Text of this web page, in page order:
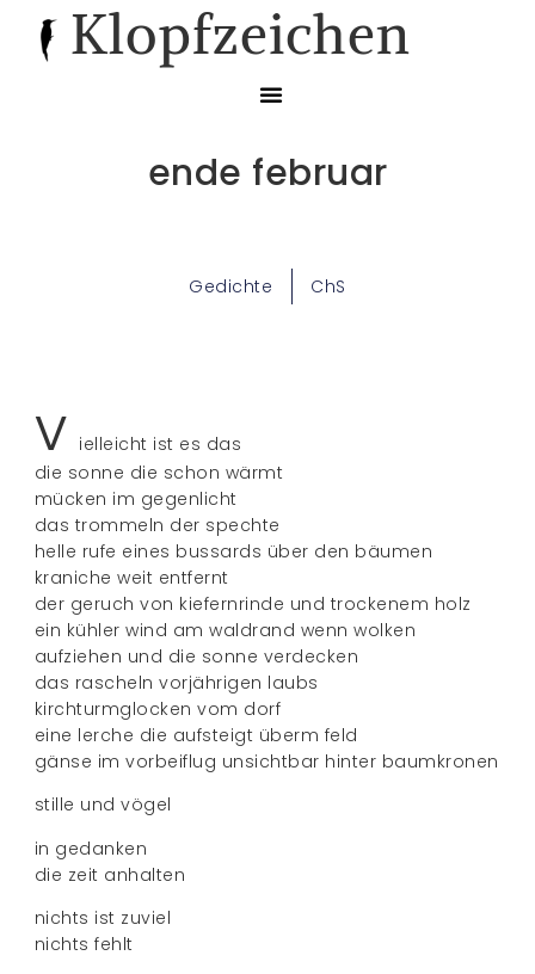
Klopfzeichen
ende februar
Gedichte ChS
v ielleicht ist es das
die sonne die schon wärmt
mücken im gegenlicht
das trommeln der spechte
helle rufe eines bussards über den bäumen
kraniche weit entfernt
der geruch von kiefernrinde und trockenem holz
ein kühler wind am waldrand wenn wolken
aufziehen und die sonne verdecken
das rascheln vorjährigen laubs
kirchturmglocken vom dorf
eine lerche die aufsteigt überm feld
gänse im vorbeiflug unsichtbar hinter baumkronen
stille und vögel
in gedanken
die zeit anhalten
nichts ist zuviel
nichts fehlt